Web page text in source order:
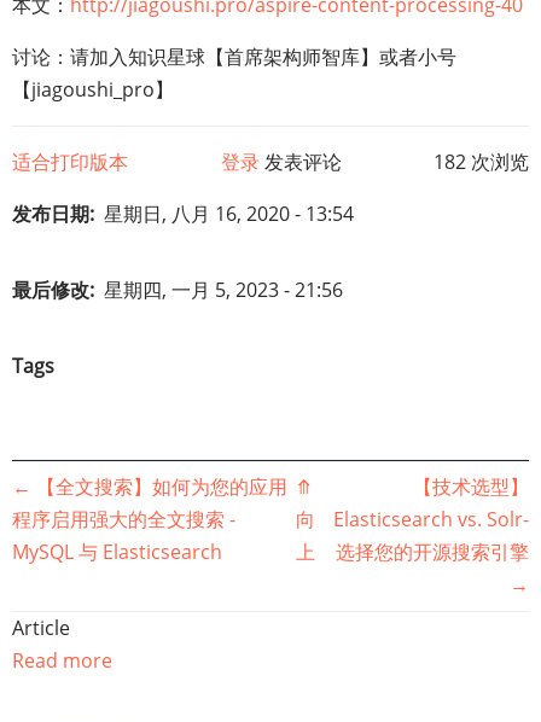
讨论：请加入知识星球【首席架构师智库】或者小号
【jiagoushi_pro】
适合打印版本 登录发表评论
182 次浏览
发布日期 星期日, 八月 16, 2020 - 13:54
最后修改 星期四, 一月 5, 2023 - 21:56
Tags
书
籍
历
←
【全文搜索】如何为您的应用
程序启用强大的全文搜索 -
MySQL 与 Elasticsearch
⤊
向
上
【技术选型】
Elasticsearch vs. Solr-
选择您的开源搜索引擎
→
Article
Read more